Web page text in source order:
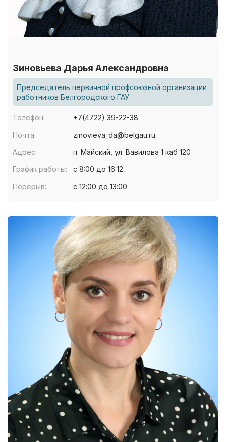
Зиновьева Дарья Александровна
Председатель первичной профсоюзной организации
работников Белгородского ГАУ
Телефон:
+7(4722) 39-22-38
Почта:
zinovieva_da@belgau.ru
Адрес:
п. Майский, ул. Вавилова 1 каб 120
График работы:
с 8:00 до 16:12
Перерыв:
с 12:00 до 13:00